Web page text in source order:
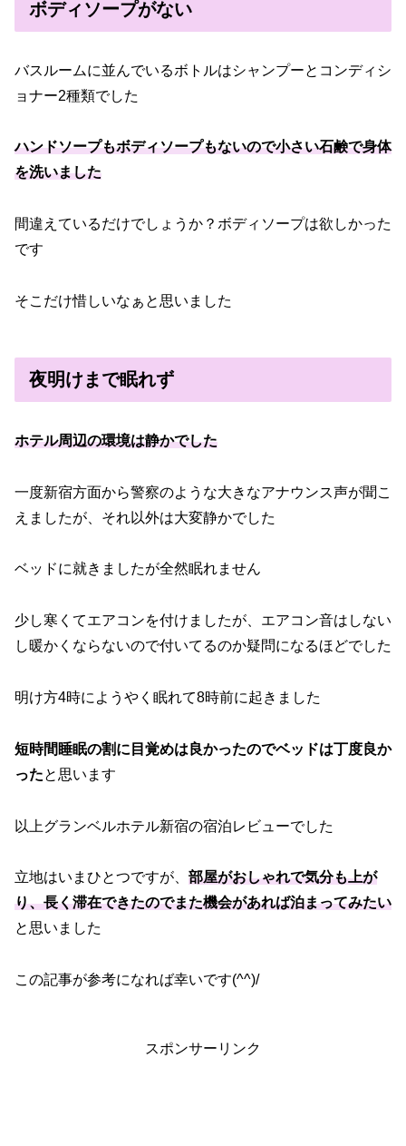
ボディソープがない
バスルームに並んでいるボトルはシャンプーとコンディシ
ョナー2種類でした
ハンドソープもボディソープもないので小さい石鹸で身体
を洗いました
間違えているだけでしょうか？ボディソープは欲しかった
です
そこだけ惜しいなぁと思いました
夜明けまで眠れず
ホテル周辺の環境は静かでした
一度新宿方面から警察のような大きなアナウンス声が聞こ
えましたが、それ以外は大変静かでした
ベッドに就きましたが全然眠れません
少し寒くてエアコンを付けましたが、エアコン音はしない
し暖かくならないので付いてるのか疑問になるほどでした
明け方4時にようやく眠れて8時前に起きました
短時間睡眠の割に目覚めは良かったのでベッドは丁度良か
ったと思います
以上グランベルホテル新宿の宿泊レビューでした
立地はいまひとつですが、 部屋がおしゃれで気分も上が
り、長く滞在できたのでまた機会があれば泊まってみたい
と思いました
この記事が参考になれば幸いです(^^)/
スポンサーリンク